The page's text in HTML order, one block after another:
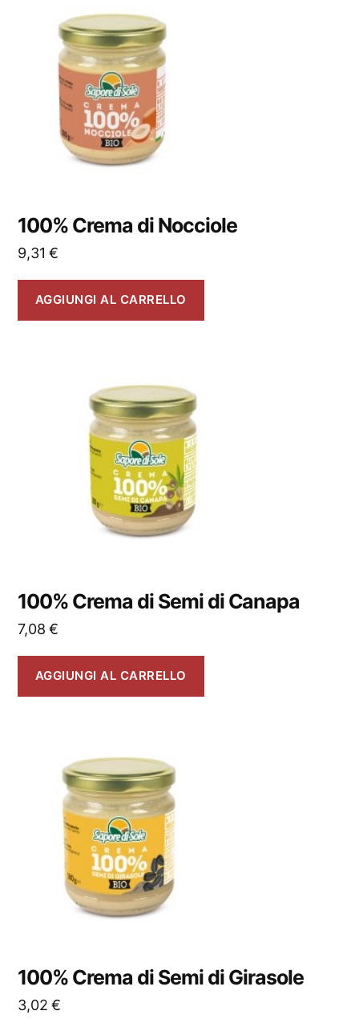
100% Crema di Nocciole
9,31€
AGGIUNGI AL CARRELLO
100% Crema di Semi di Canapa
7,08€
AGGIUNGI AL CARRELLO
100% Crema di Semi di Girasole
3,02€